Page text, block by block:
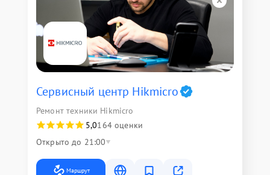
Сервисный центр Hikmicro
Ремонт техники Hikmicro
5,0164 оценки
Открыто до 21:00
Маршрут